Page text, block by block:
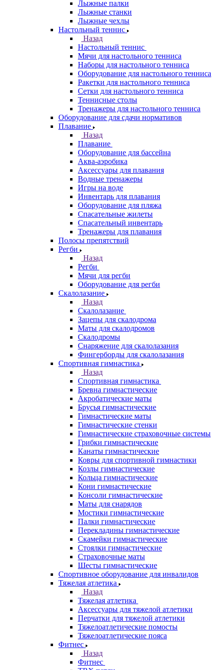
Лыжные палки
Лыжные станки
Лыжные чехлы
Настольный теннис
Назад
Настольный теннис
Мячи для настольного тенниса
Наборы для настольного тенниса
Оборудование для настольного тенниса
Ракетки для настольного тенниса
Сетки для настольного тенниса
Теннисные столы
Тренажеры для настольного тенниса
Оборудование для сдачи нормативов
Плавание
Назад
Плавание
Оборудование для бассейна
Аква-аэробика
Аксессуары для плавания
Водные тренажеры
Игры на воде
Инвентарь для плавания
Оборудование для пляжа
Спасательные жилеты
Спасательный инвентарь
Тренажеры для плавания
Полосы препятствий
Регби
Назад
Регби
Мячи для регби
Оборудование для регби
Скалолазание
Назад
Скалолазание
Зацепы для скалодрома
Маты для скалодромов
Скалодромы
Снаряжение для скалолазания
Фингерборды для скалолазания
Спортивная гимнастика
Назад
Спортивная гимнастика
Бревна гимнастические
Акробатические маты
Брусья гимнастические
Гимнастические маты
Гимнастические стенки
Гимнастические страховочные системы
Грибки гимнастические
Канаты гимнастические
Ковры для спортивной гимнастики
Козлы гимнастические
Кольца гимнастические
Кони гимнастические
Консоли гимнастические
Маты для снарядов
Мостики гимнастические
Палки гимнастические
Перекладины гимнастические
Скамейки гимнастические
Стоялки гимнастические
Страховочные маты
Шесты гимнастические
Спортивное оборудование для инвалидов
Тяжелая атлетика
Назад
Тяжелая атлетика
Аксессуары для тяжелой атлетики
Перчатки для тяжелой атлетики
Тяжелоатлетические помосты
Тяжелоатлетические пояса
Фитнес
Назад
Фитнес